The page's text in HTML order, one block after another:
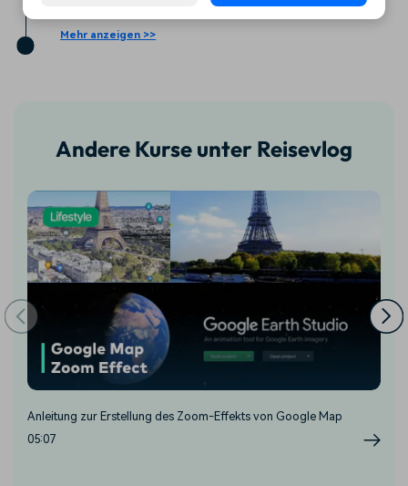
Mehr anzeigen >>
Andere Kurse unter Reisevlog
Anleitung zur Erstellung des Zoom-Effekts von Google Map
05:07